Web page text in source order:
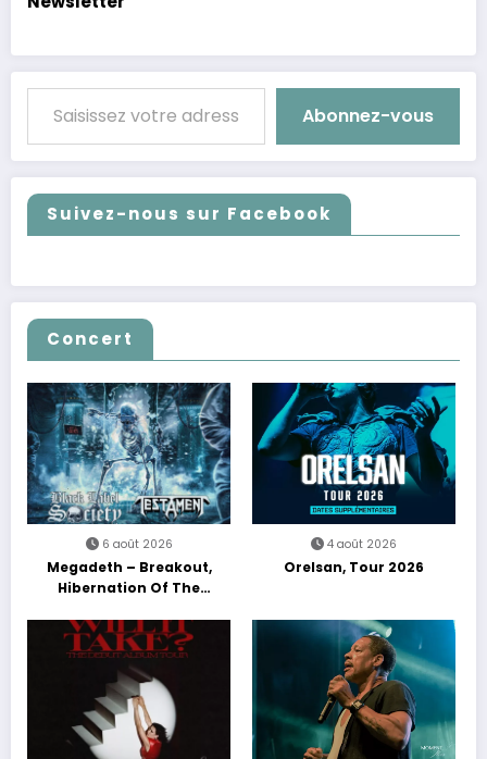
Saisissez votre adresse e-mail…
Abonnez-vous
Suivez-nous sur Facebook
Concert
6 août 2026
Megadeth – Breakout,
Hibernation Of The
4 août 2026
Orelsan, Tour 2026